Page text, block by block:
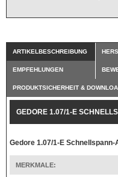
ARTIKELBESCHREIBUNG
EMPFEHLUNGEN
PRODUKTSICHERHEIT &
GEDORE 1.07/1-E
Gedore 1.07/1-E
MERKMALE: